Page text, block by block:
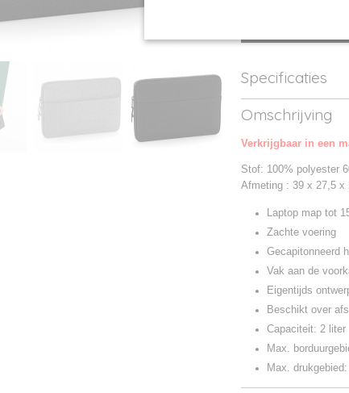
Specificaties
Productcode
Productcode
Omschrijving
Verkrijgbaar in een
Stof: 100% polyester
Afmeting : 39 x 27,5 x
Laptop map tot
Zachte voering
Gecapitonneerd
Vak aan de
Eigentijds
Beschikt over
Capaciteit: 2 liter
Max.
Max.